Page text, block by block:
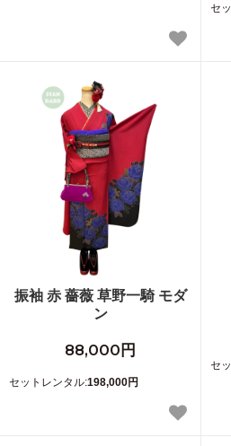
セ
振袖 赤 薔薇 草野一騎 モダ
ン
88,000円
セットレンタル:198,000円
セ